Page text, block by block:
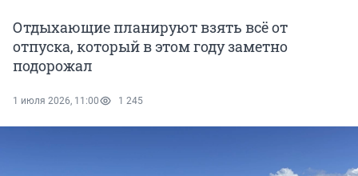
Отдыхающие планируют взять всё от
отпуска, который в этом году заметно
подорожал
1 июля 2026, 11:00 1 245